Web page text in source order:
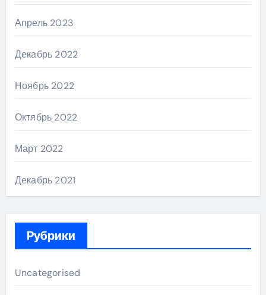
Апрель 2023
Декабрь 2022
Ноябрь 2022
Октябрь 2022
Март 2022
Декабрь 2021
Рубрики
Uncategorised